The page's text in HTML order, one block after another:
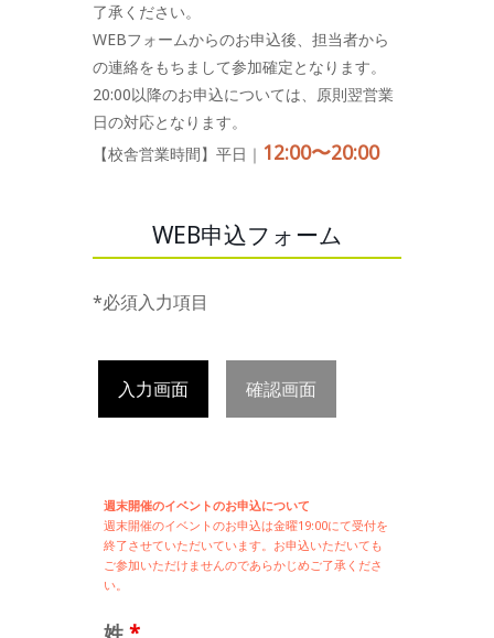
了承ください。
WEBフォームからのお申込後、担当者から
の連絡をもちまして参加確定となります。
20:00以降のお申込については、原則翌営業
日の対応となります。
【校舎営業時間】平日｜ 12:00〜20:00
WEB申込フォーム
*必須入力項目
入力画面 確認画面
週末開催のイベントのお申込について
週末開催のイベントのお申込は金曜19:00にて受付を
終了させていただいています。お申込いただいても
ご参加いただけませんのであらかじめご了承くださ
い。
姓 *